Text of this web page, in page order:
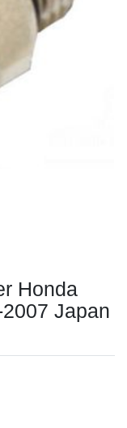
Honda
Japan